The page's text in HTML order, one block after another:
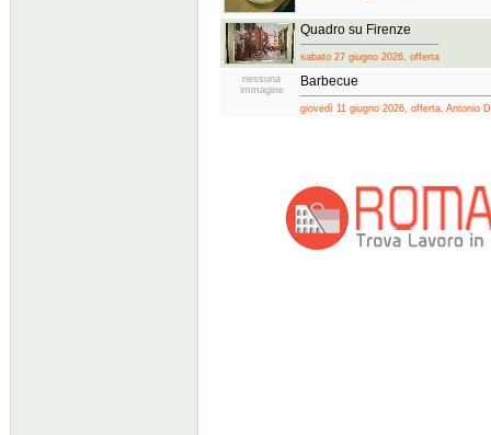
Quadro su Firenze
sabato 27 giugno 2026, offerta
nessuna
immagine
Barbecue
giovedì 11 giugno 2026, offerta, Antonio